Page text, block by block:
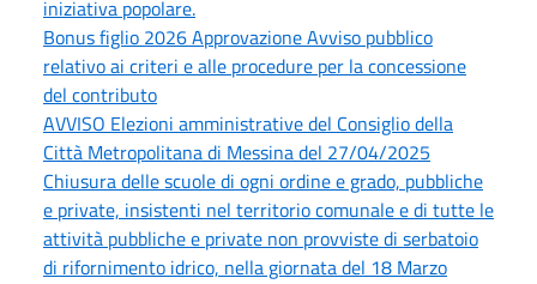
iniziativa popolare.
Bonus figlio 2026 Approvazione Avviso pubblico
relativo ai criteri e alle procedure per la concessione
del contributo
AVVISO Elezioni amministrative del Consiglio della
Città Metropolitana di Messina del 27/04/2025
Chiusura delle scuole di ogni ordine e grado, pubbliche
e private, insistenti nel territorio comunale e di tutte le
attività pubbliche e private non provviste di serbatoio
di rifornimento idrico, nella giornata del 18 Marzo